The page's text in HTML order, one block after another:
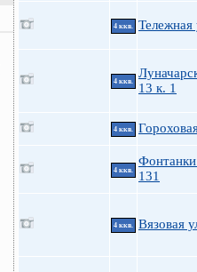
4 ккв. Тележная
4 ккв.
13 к. 1
4 ккв.
4 ккв.
131
4 ккв. Вязовая